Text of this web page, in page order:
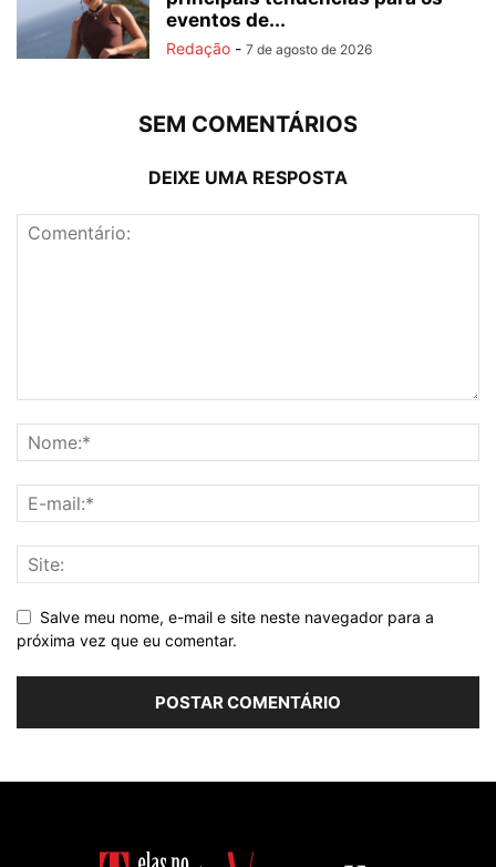
eventos de...
Redação - 7 de agosto de 2026
SEM COMENTÁRIOS
DEIXE UMA RESPOSTA
Salve meu nome, e-mail e site neste navegador para a
próxima vez que eu comentar.